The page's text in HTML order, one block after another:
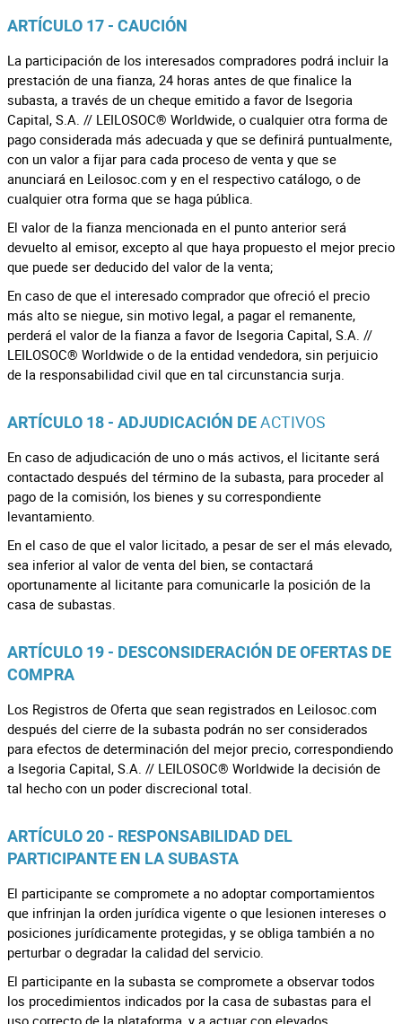
ARTÍCULO 17 - CAUCIÓN
La participación de los interesados compradores podrá incluir la
prestación de una fianza, 24 horas antes de que finalice la
subasta, a través de un cheque emitido a favor de Isegoria
Capital, S.A. // LEILOSOC® Worldwide, o cualquier otra forma de
pago considerada más adecuada y que se definirá puntualmente,
con un valor a fijar para cada proceso de venta y que se
anunciará en Leilosoc.com y en el respectivo catálogo, o de
cualquier otra forma que se haga pública.
El valor de la fianza mencionada en el punto anterior será
devuelto al emisor, excepto al que haya propuesto el mejor precio
que puede ser deducido del valor de la venta;
En caso de que el interesado comprador que ofreció el precio
más alto se niegue, sin motivo legal, a pagar el remanente,
perderá el valor de la fianza a favor de Isegoria Capital, S.A. //
LEILOSOC® Worldwide o de la entidad vendedora, sin perjuicio
de la responsabilidad civil que en tal circunstancia surja.
ARTÍCULO 18 - ADJUDICACIÓN DEACTIVOS
En caso de adjudicación de uno o más activos, el licitante será
contactado después del término de la subasta, para proceder al
pago de la comisión, los bienes y su correspondiente
levantamiento.
En el caso de que el valor licitado, a pesar de ser el más elevado,
sea inferior al valor de venta del bien, se contactará
oportunamente al licitante para comunicarle la posición de la
casa de subastas.
ARTÍCULO 19 - DESCONSIDERACIÓN DE OFERTAS DE
COMPRA
Los Registros de Oferta que sean registrados en Leilosoc.com
después del cierre de la subasta podrán no ser considerados
para efectos de determinación del mejor precio, correspondiendo
a Isegoria Capital, S.A. // LEILOSOC® Worldwide la decisión de
tal hecho con un poder discrecional total.
ARTÍCULO 20 - RESPONSABILIDAD DEL
PARTICIPANTE EN LA SUBASTA
El participante se compromete a no adoptar comportamientos
que infrinjan la orden jurídica vigente o que lesionen intereses o
posiciones jurídicamente protegidas, y se obliga también a no
perturbar o degradar la calidad del servicio.
El participante en la subasta se compromete a observar todos
los procedimientos indicados por la casa de subastas para el
uso correcto de la plataforma, y a actuar con elevados